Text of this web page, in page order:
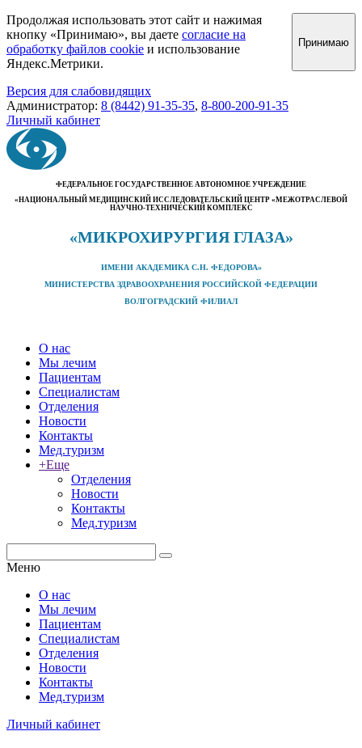
Продолжая использовать этот сайт и нажимая
кнопку «Принимаю», вы даете согласие на
обработку файлов cookie и использование
Яндекс.Метрики.
Принимаю
Версия для слабовидящих
Администратор: 8 (8442) 91-35-35, 8-800-200-91-35
Личный кабинет
ФЕДЕРАЛЬНОЕ ГОСУДАРСТВЕННОЕ АВТОНОМНОЕ УЧРЕЖДЕНИЕ
«НАЦИОНАЛЬНЫЙ МЕДИЦИНСКИЙ ИССЛЕДОВАТЕЛЬСКИЙ ЦЕНТР «МЕЖОТРАСЛЕВОЙ
НАУЧНО-ТЕХНИЧЕСКИЙ КОМПЛЕКС
«МИКРОХИРУРГИЯ ГЛАЗА»
ИМЕНИ АКАДЕМИКА С.Н. ФЕДОРОВА»
МИНИСТЕРСТВА ЗДРАВООХРАНЕНИЯ РОССИЙСКОЙ ФЕДЕРАЦИИ
ВОЛГОГРАДСКИЙ ФИЛИАЛ
О нас
Мы лечим
Пациентам
Специалистам
Отделения
Новости
Контакты
Мед.туризм
+Еще
Отделения
Новости
Контакты
Мед.туризм
Меню
О нас
Мы лечим
Пациентам
Специалистам
Отделения
Новости
Контакты
Мед.туризм
Личный кабинет